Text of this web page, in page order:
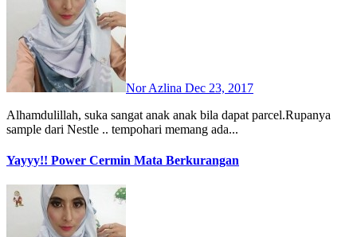
Nor Azlina Dec 23, 2017
Alhamdulillah, suka sangat anak anak bila dapat parcel.Rupanya
sample dari Nestle .. tempohari memang ada...
Yayyy!! Power Cermin Mata Berkurangan